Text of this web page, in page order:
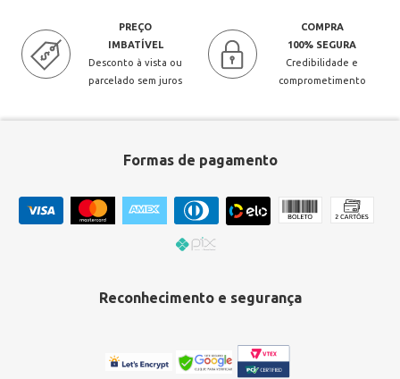
PREÇO
IMBATÍVEL
Desconto à vista ou
parcelado sem juros
COMPRA
100% SEGURA
Credibilidade e
comprometimento
Formas de pagamento
Reconhecimento e segurança